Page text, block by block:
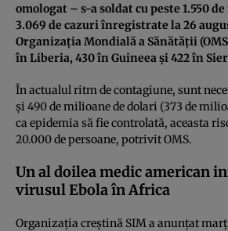
omologat – s-a soldat cu peste 1.550
3.069 de cazuri înregistrate la 26
Organizaţia Mondială a Sănătăţii
în Liberia, 430 în Guineea şi 422 în
În actualul ritm de contagiune, sunt
şi 490 de milioane de dolari (373 de
ca epidemia să fie controlată, aceasta
20.000 de persoane, potrivit OMS.
Un al doilea medic american
virusul Ebola în Africa
Organizaţia creştină SIM a anunţat